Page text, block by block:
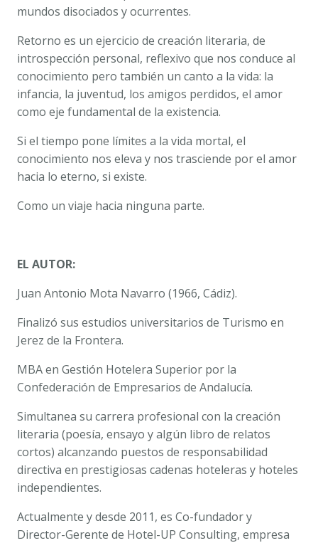
mundos disociados y ocurrentes.
Retorno es un ejercicio de creación literaria, de
introspección personal, reflexivo que nos conduce al
conocimiento pero también un canto a la vida: la
infancia, la juventud, los amigos perdidos, el amor
como eje fundamental de la existencia.
Si el tiempo pone límites a la vida mortal, el
conocimiento nos eleva y nos trasciende por el amor
hacia lo eterno, si existe.
Como un viaje hacia ninguna parte.
EL AUTOR:
Juan Antonio Mota Navarro (1966, Cádiz).
Finalizó sus estudios universitarios de Turismo en
Jerez de la Frontera.
MBA en Gestión Hotelera Superior por la
Confederación de Empresarios de Andalucía.
Simultanea su carrera profesional con la creación
literaria (poesía, ensayo y algún libro de relatos
cortos) alcanzando puestos de responsabilidad
directiva en prestigiosas cadenas hoteleras y hoteles
independientes.
Actualmente y desde 2011, es Co-fundador y
Director-Gerente de Hotel-UP Consulting, empresa